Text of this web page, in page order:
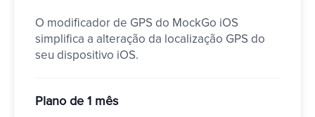
O modificador de GPS do MockGo iOS
simplifica a alteração da localização GPS do
seu dispositivo iOS.
Plano de 1 mês